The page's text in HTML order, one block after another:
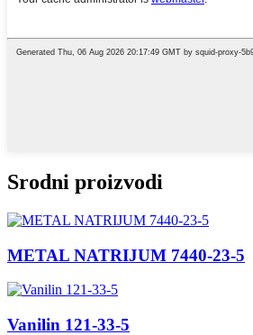
Srodni proizvodi
METAL NATRIJUM 7440-23-5
Vanilin 121-33-5